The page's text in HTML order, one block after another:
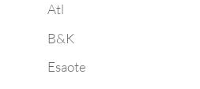
Atl
B&K
Esaote